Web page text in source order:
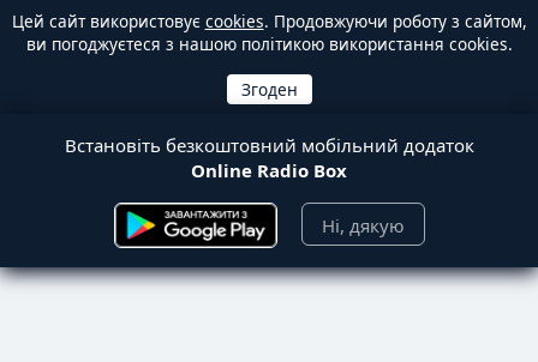
Цей сайт використовує cookies. Продовжуючи роботу з сайтом,
ви погоджуєтеся з нашою політикою використання cookies.
Встановіть безкоштовний мобільний додаток
Online Radio Box
Ні, дякую